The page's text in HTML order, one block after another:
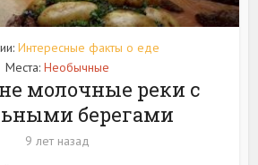
Интересные факты о еде
Места: Необычные
молочные реки с
берегами
9 лет назад